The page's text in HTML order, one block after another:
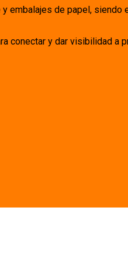
embalajes de papel,
conectar y dar visibilidad